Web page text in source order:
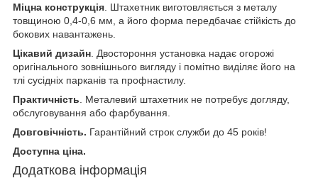
Міцна конструкція . Штахетник виготовляється з металу
товщиною 0,4-0,6 мм, а його форма передбачає стійкість до
бокових навантажень.
Цікавий дизайн . Двостороння установка надає огорожі
оригінального зовнішнього вигляду і помітно виділяє його на
тлі сусідніх парканів та профнастилу.
Практичність . Металевий штахетник не потребує догляду,
обслуговування або фарбування.
Довговічність. Гарантійний строк служби до 45 років!
Доступна ціна.
Додаткова інформація